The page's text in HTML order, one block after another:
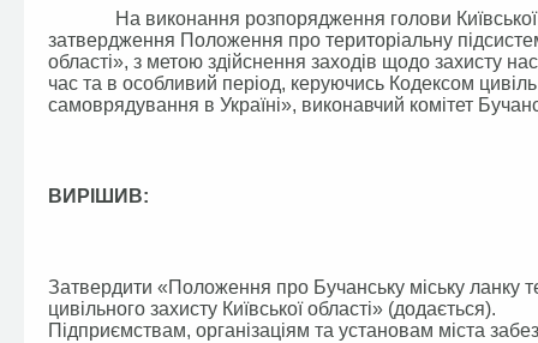
На виконання розпорядження голови Київської
затвердження Положення про територіальну
області», з метою здійснення заходів щодо захисту
час та в особливий період, керуючись Кодексом
самоврядування в Україні», виконавчий комітет
ВИРІШИВ:
Затвердити «Положення про Бучанську міську ланку
цивільного захисту Київської області» (додається).
Підприємствам, організаціям та установам міста